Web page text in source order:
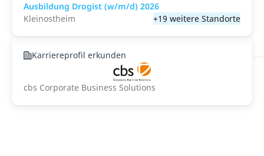
Ausbildung Drogist (w/m/d) 2026
Kleinostheim
+19 weitere Standorte
Karriereprofil erkunden
cbs Corporate Business Solutions